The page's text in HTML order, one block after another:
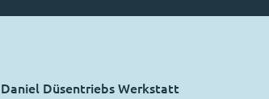
Daniel Düsentriebs Werkstatt